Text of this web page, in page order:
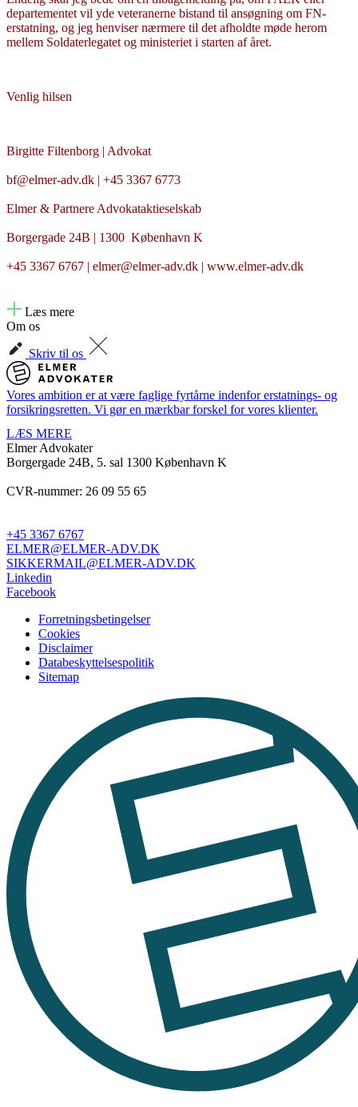
departementet vil yde veteranerne bistand til ansøgning om FN-
erstatning, og jeg henviser nærmere til det afholdte møde herom
mellem Soldaterlegatet og ministeriet i starten af året.
Venlig hilsen
Birgitte Filtenborg | Advokat
bf@elmer-adv.dk | +45 3367 6773
Elmer & Partnere Advokataktieselskab
Borgergade 24B | 1300 København K
+45 3367 6767 | elmer@elmer-adv.dk | www.elmer-adv.dk
Læs mere
Om os
Skriv til os
Vores ambition er at være faglige fyrtårne indenfor erstatnings- og
forsikringsretten. Vi gør en mærkbar forskel for vores klienter.
LÆS MERE
Elmer Advokater
Borgergade 24B, 5. sal 1300 København K
CVR-nummer: 26 09 55 65
+45 3367 6767
ELMER@ELMER-ADV.DK
SIKKERMAIL@ELMER-ADV.DK
Linkedin
Facebook
Forretningsbetingelser
Cookies
Disclaimer
Databeskyttelsespolitik
Sitemap